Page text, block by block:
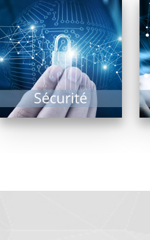
Etudier la fiabilité du
système d’informations
d’une entreprise,
assurer sa sécurité
d’accès sont les
missions des...
EN SAVOIR PLUS